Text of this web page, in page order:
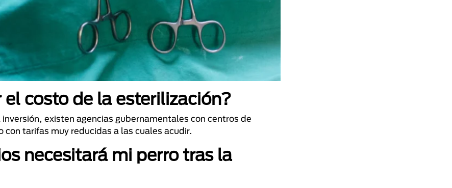
costo de la esterilización?
existen agencias gubernamentales con centros de
tarifas muy reducidas a las cuales acudir.
necesitará mi perro tras la